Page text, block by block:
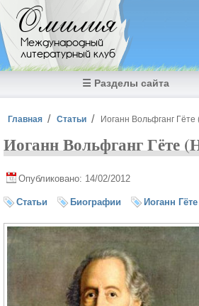
Перейти к основному содержанию
Омилия
Международный
литературный клуб
☰ Разделы сайта
Вы здесь
Главная Статьи Иоганн Вольфганг
Иоганн Вольфганг Гёте
Опубликовано: 14/02/2012
Статьи Биографии Иоганн Гёте